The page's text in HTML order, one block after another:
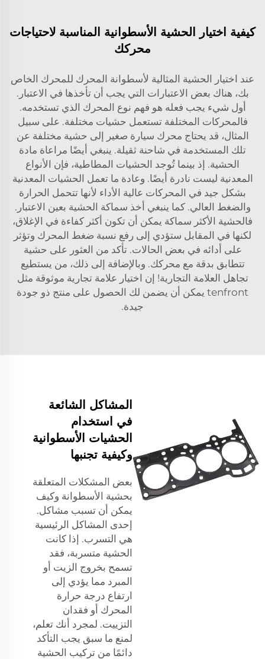
كيفية اختيار الحشية الأسطوانية المناسبة لاحتياجات
محركك
عند اختيار الحشية المثالية لأسطوانة المحرك للمحرك الخاص
بك، هناك بعض الاعتبارات التي يجب أن تأخذها في الاعتبار.
أول شيء يجب فعله هو فهم نوع المحرك الذي تستخدمه.
فالمحركات المختلفة تستعمل حشيات مختلفة. على سبيل
المثال، قد يحتاج محرك سيارة صغير إلى حشية مختلفة عن
تلك المستخدمة في شاحنة ثقيلة. ينبغي أيضًا مراعاة مادة
الحشية. إذ بينما تُوجد الحشيات المطاطية، فإن الأنواع
المعدنية ليست نادرة أيضًا. وعادة ما تعمل الحشيات المعدنية
بشكل جيد في المحركات عالية الأداء لأنها تتحمل الحرارة
والضغط العالي. كما ينبغي أخذ سماكة الحشية بعين الاعتبار.
فالحشية الأكثر سماكة يمكن أن تكون أكثر كفاءة في الإغلاق،
لكنها في المقابل ستؤدي إلى رفع نسبة ضغط المحرك وتؤثر
على أدائه في بعض الحالات. تأكد من العثور على حشية
تتطابق بدقة مع محركك. وبالإضافة إلى ذلك، من يستطيع
تجاهل العلامة التجارية! إن اختيار علامة تجارية موثوقة مثل
tenfront يمكن أن يضمن لك الحصول على منتج ذو جودة
جيدة.
المشاكل الشائعة
في استخدام
الحشيات الأسطوانية
وكيفية تجنبها
بعض المشكلات المتعلقة
بحشية الأسطوانة وكيف
يمكن أن تسبب مشاكل.
إحدى المشاكل الرئيسية
هي التسرب. إذا كانت
الحشية متسربة، فقد
تسمح بخروج الزيت أو
المبرد مما يؤدي إلى
ارتفاع درجة حرارة
المحرك أو فقدان
التزييت. لمجرد أنك تعلم،
لمنع ما سبق يجب التأكد
دائمًا من تركيب الحشية